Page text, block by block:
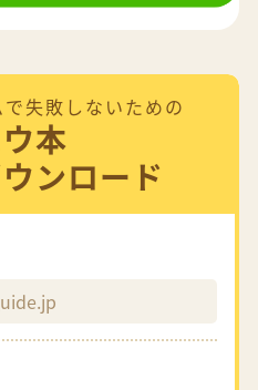
失敗しないための
本
ンロード